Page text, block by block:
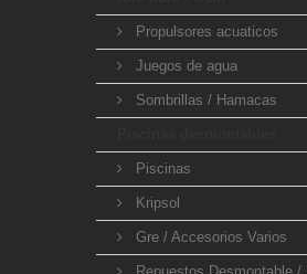
Propulsores acuaticos
Juegos de agua
Sombrillas / Hamacas
Piscinas
Kripsol
Gre / Accesorios Varios